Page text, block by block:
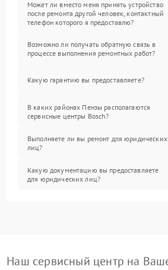
Может ли вместо меня принять устройство
после ремонта другой человек, контактный
телефон которого я предоставлю?
Возможно ли получать обратную связь в
процессе выполнения ремонтных работ?
Какую гарантию вы предоставляете?
В каких районах Пензы располагаются
сервисные центры Bosch?
Выполняете ли вы ремонт для юридических
лиц?
Какую документацию вы предоставляете
для юридических лиц?
Наш сервисный центр на